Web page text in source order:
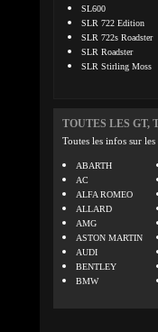
SL600
SLR 722 Edition
SLR 722s Roadster
SLR Roadster
SLR Stirling Moss
TOUTES LES GT,
Toutes les infos sur les
ABARTH
AC
ALFA ROMEO
ALLARD
AMG
ASTON MARTIN
AUDI
BENTLEY
BMW